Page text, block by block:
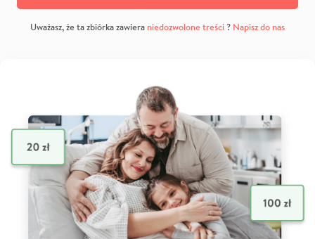
Uważasz, że ta zbiórka zawiera niedozwolone treści? Napisz do nas